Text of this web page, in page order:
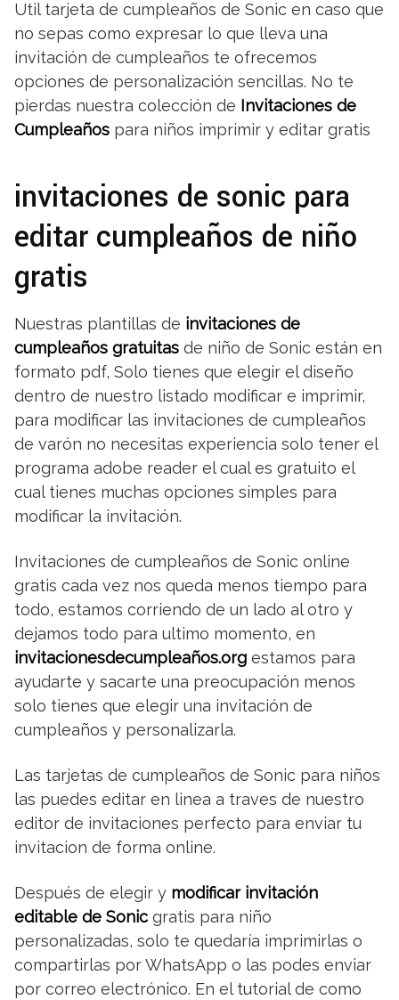
Util tarjeta de cumpleaños de Sonic en caso que
no sepas como expresar lo que lleva una
invitación de cumpleaños te ofrecemos
opciones de personalización sencillas. No te
pierdas nuestra colección de Invitaciones de
Cumpleaños para niños imprimir y editar gratis
invitaciones de sonic para
editar cumpleaños de niño
gratis
Nuestras plantillas de invitaciones de
cumpleaños gratuitas de niño de Sonic están en
formato pdf, Solo tienes que elegir el diseño
dentro de nuestro listado modificar e imprimir,
para modificar las invitaciones de cumpleaños
de varón no necesitas experiencia solo tener el
programa adobe reader el cual es gratuito el
cual tienes muchas opciones simples para
modificar la invitación.
Invitaciones de cumpleaños de Sonic online
gratis cada vez nos queda menos tiempo para
todo, estamos corriendo de un lado al otro y
dejamos todo para ultimo momento, en
invitacionesdecumpleaños.org estamos para
ayudarte y sacarte una preocupación menos
solo tienes que elegir una invitación de
cumpleaños y personalizarla.
Las tarjetas de cumpleaños de Sonic para niños
las puedes editar en linea a traves de nuestro
editor de invitaciones perfecto para enviar tu
invitacion de forma online.
Después de elegir y modificar invitación
editable de Sonic gratis para niño
personalizadas, solo te quedaría imprimirlas o
compartirlas por WhatsApp o las podes enviar
por correo electrónico. En el tutorial de como